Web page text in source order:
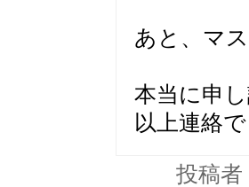
あと、マ
本当に申
以上連絡で
投稿者